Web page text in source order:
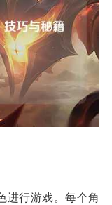
进行游戏。每个角